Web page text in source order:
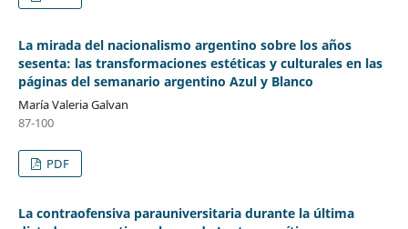
La mirada del nacionalismo argentino sobre los años
sesenta: las transformaciones estéticas y culturales en las
páginas del semanario argentino Azul y Blanco
María Valeria Galvan
87-100
PDF
La contraofensiva parauniversitaria durante la última